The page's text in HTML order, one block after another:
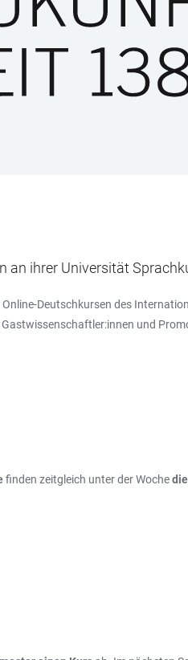
an ihrer Universität
Deutschkursen des
und
finden zeitgleich unter der Woche